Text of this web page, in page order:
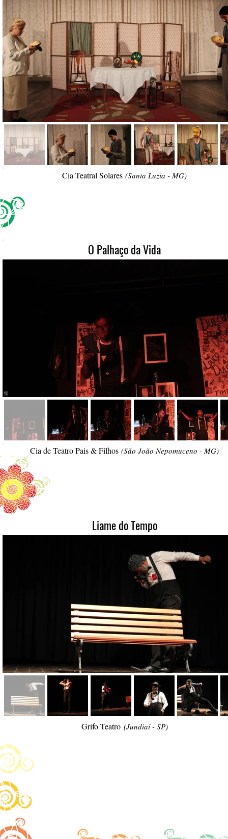
Cia Teatral Solares (Santa Luzia - MG)
O Palhaço da Vida
Cia de Teatro Pais & Filhos (São João Nepomuceno - MG)
Liame do Tempo
Grifo Teatro (Jundiaí - SP)